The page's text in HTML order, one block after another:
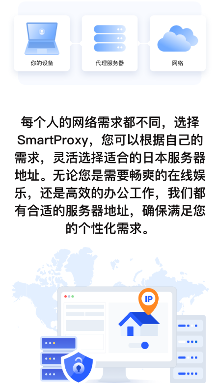
每个人的网络需求都不同，选择
SmartProxy，您可以根据自己的
需求，灵活选择适合的日本服务器
地址。无论您是需要畅爽的在线娱
乐，还是高效的办公工作，我们都
有合适的服务器地址，确保满足您
的个性化需求。